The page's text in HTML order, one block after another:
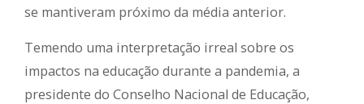
se mantiveram próximo da média anterior.
Temendo uma interpretação irreal sobre os
impactos na educação durante a pandemia, a
presidente do Conselho Nacional de Educação,